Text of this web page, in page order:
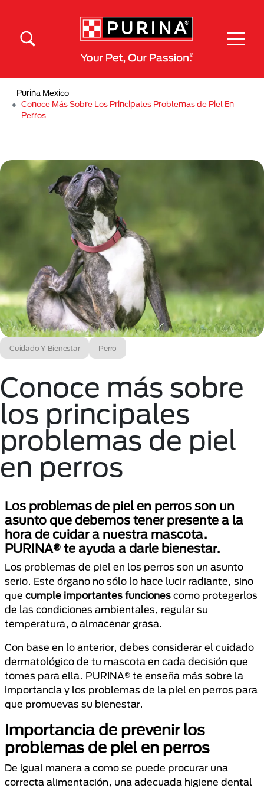
Purina Mexico
Conoce Más Sobre Los Principales Problemas de Piel En
Perros
Cuidado Y Bienestar Perro
Conoce más sobre
los principales
problemas de piel
en perros
Los problemas de piel en perros son un
asunto que debemos tener presente a la
hora de cuidar a nuestra mascota.
PURINA® te ayuda a darle bienestar.
Los problemas de piel en los perros son un asunto
serio. Este órgano no sólo lo hace lucir radiante, sino
que cumple importantes funciones como protegerlos
de las condiciones ambientales, regular su
temperatura, o almacenar grasa.
Con base en lo anterior, debes considerar el cuidado
dermatológico de tu mascota en cada decisión que
tomes para ella. PURINA® te enseña más sobre la
importancia y los problemas de la piel en perros para
que promuevas su bienestar.
Importancia de prevenir los
problemas de piel en perros
De igual manera a como se puede procurar una
correcta alimentación, una adecuada higiene dental